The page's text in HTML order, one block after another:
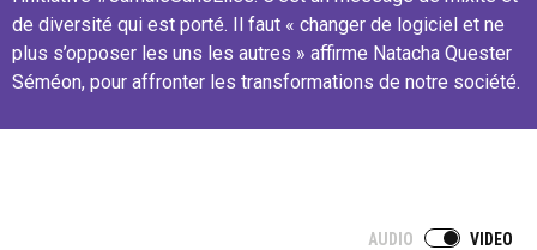
de diversité qui est porté. Il faut « changer de logiciel et ne
plus s’opposer les uns les autres » affirme Natacha Quester
Séméon, pour affronter les transformations de notre société.
AUDIO VIDEO